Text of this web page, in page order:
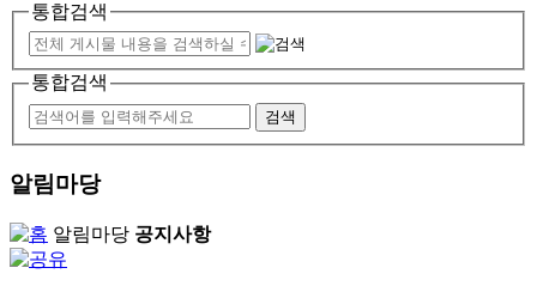
통합검색
통합검색
알림마당
알림마당 공지사항